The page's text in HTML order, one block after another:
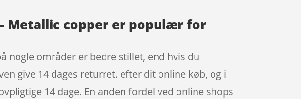
– Metallic copper er populær for
nogle områder er bedre stillet, end hvis du
give 14 dages returret. efter dit online køb, og i
14 dage. En anden fordel ved online shops